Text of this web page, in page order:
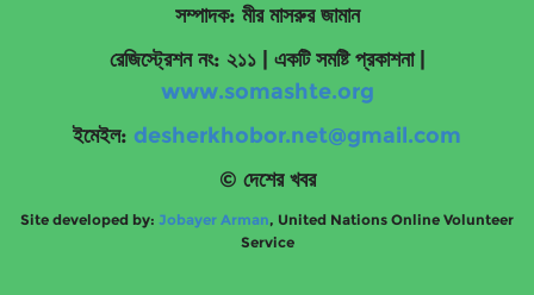
সম্পাদক: মীর মাসরুর জামান
রেজিস্ট্রেশন নং: ২১১ | একটি সমষ্টি প্রকাশনা
www.somashte.org
ইমেইল: desherkhobor.net@gmail.com
© দেশের খবর
Site developed by: Jobayer Arman, United Nations Online Volunteer
Service